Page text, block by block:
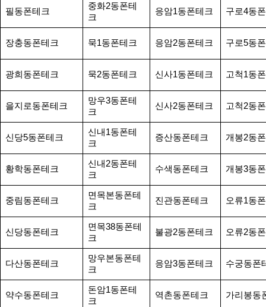
필동폰테크
중화2동폰테
크
응암1동폰테크 구로4동
장충동폰테크 묵1동폰테크 응암2동폰테크 구로5동
광희동폰테크 묵2동폰테크 신사1동폰테크 고척1동
을지로동폰테크
망우3동폰테
크
신사2동폰테크 고척2동
신당5동폰테크
신내1동폰테
크
증산동폰테크 개봉2동
황학동폰테크
신내2동폰테
크
수색동폰테크 개봉3동
중림동폰테크
면목본동폰테
크
진관동폰테크 오류1동
신당동폰테크
면목38동폰테
크
불광2동폰테크 오류2동
다산동폰테크
망우본동폰테
크
응암3동폰테크 수궁동폰
약수동폰테크
돈암1동폰테
크
역촌동폰테크 가리봉동